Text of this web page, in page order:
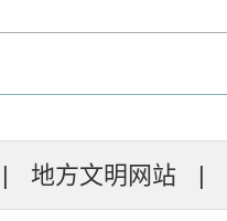
| 地方文明网站 |